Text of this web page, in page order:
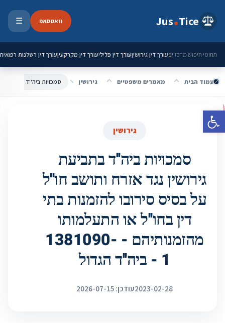
פתח סרגל נגישות
Jus Tice וואטסאפ ☰
תחומי חיפוש מרכזייםעורך דין גירושיןעורך דין פליליעורך דין מקרקעיןעורך דין רשלנות רפואית
עמוד הבית מאמרים משפטיים גירושין
גירושין
סמכויות ביה''ד בתביעת
גירושין נגד אזרח ותושב חו''ל
על בסיס סירובו להזמנות בתי
דין בחו''ל או התעלמותו
מהזמנותיהם - 1381090-
1 - ביה''ד הגדול
2023-02-28עודכן: 2026-07-15